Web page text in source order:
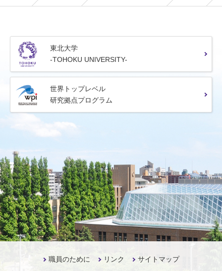
東北大学
-TOHOKU UNIVERSITY-
世界トップレベル
研究拠点プログラム
職員のために リンク サイトマップ